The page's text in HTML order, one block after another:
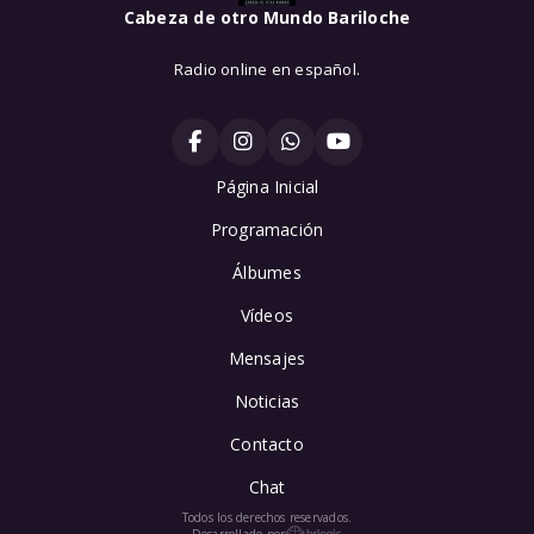
Cabeza de otro Mundo Bariloche
Radio online en español.
Página Inicial
Programación
Álbumes
Vídeos
Mensajes
Noticias
Contacto
Chat
Todos los derechos reservados.